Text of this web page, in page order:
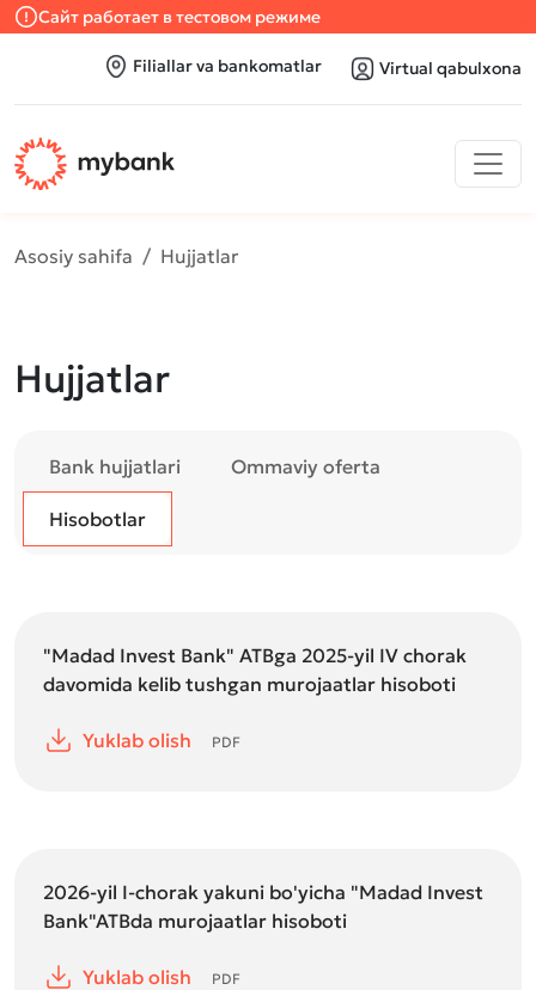
Сайт работает в тестовом режиме
Filiallar va bankomatlar Virtual qabulxona
Asosiy sahifa Hujjatlar
Hujjatlar
Bank hujjatlari Ommaviy oferta
Hisobotlar
"Madad Invest Bank" ATBga 2025-yil IV chorak
davomida kelib tushgan murojaatlar hisoboti
Yuklab olish PDF
2026-yil I-chorak yakuni bo'yicha "Madad Invest
Bank"ATBda murojaatlar hisoboti
Yuklab olish PDF